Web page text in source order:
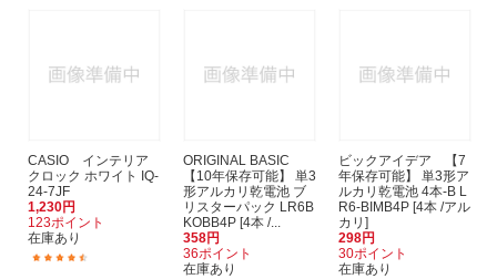
CASIO インテリア
クロック ホワイト IQ-
24-7JF
1,230円
123ポイント
在庫あり
ORIGINAL BASIC
【10年保存可能】 単3
形アルカリ乾電池 ブ
リスターパック LR6B
KOBB4P [4本 /...
358円
36ポイント
在庫あり
ビックアイデア 【7
年保存可能】 単3形ア
ルカリ乾電池 4本-B L
R6-BIMB4P [4本 /アル
カリ]
298円
30ポイント
在庫あり